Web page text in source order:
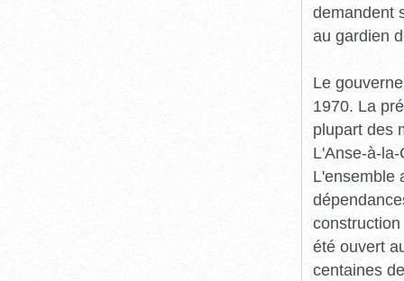
demandent
au gardien
Le
1970. La
plupart des
L'Anse-à-
L'ensemble
été ouvert
centaines